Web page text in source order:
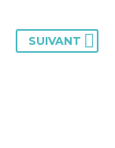
SUIVANT